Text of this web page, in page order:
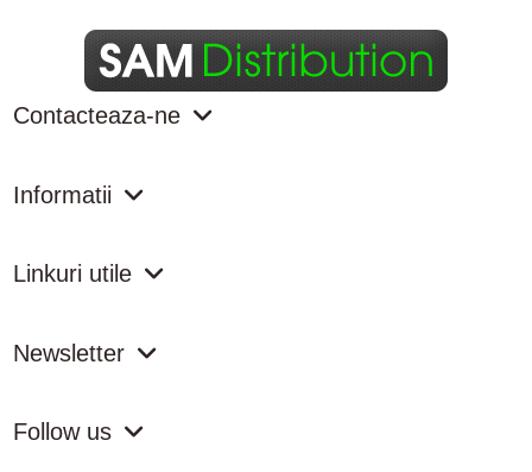
Contacteaza-ne
Informatii
Linkuri utile
Newsletter
Follow us